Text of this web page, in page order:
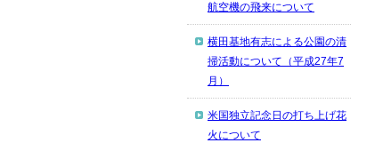
航空機の飛来について
横田基地有志による公園の清
掃活動について（平成27年7
月）
米国独立記念日の打ち上げ花
火について